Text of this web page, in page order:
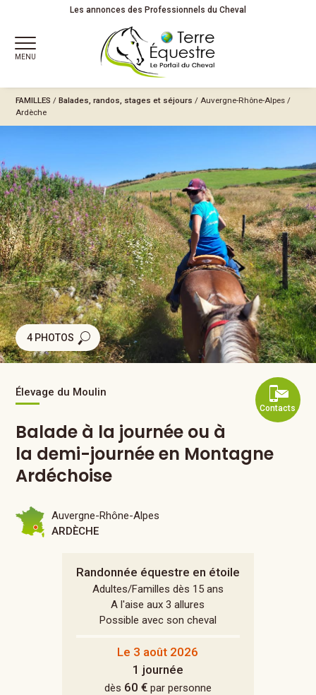
Les annonces des Professionnels du Cheval
MENU
FAMILLES /Balades, randos, stages et séjours /Auvergne-Rhône-Alpes /
Ardèche
4 PHOTOS
Contacts
Élevage du Moulin
Balade à la journée ou à
la demi-journée en Montagne
Ardéchoise
Randonnée équestre en étoile
Adultes/Familles dès 15 ans
A l'aise aux 3 allures
Possible avec son cheval
Le 3 août 2026
1 journée
dès 60 €par personne
Auvergne-Rhône-Alpes
ARDÈCHE